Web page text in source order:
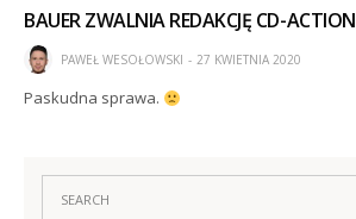
BAUER ZWALNIA REDAKCJĘ CD-ACTION
PAWEŁ WESOŁOWSKI 27 KWIETNIA 2020
Paskudna sprawa.